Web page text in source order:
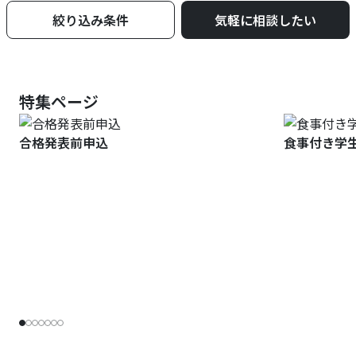
絞り込み条件 気軽に相談したい
特集ページ
合格発表前申込 食事付き学